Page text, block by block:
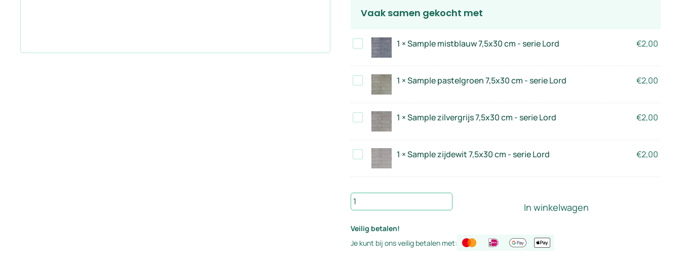
Vaak samen gekocht met
Sample
mistblauw
7,5x30
cm
serie
Lord
1 ×Sample mistblauw 7,5x30 cm - serie Lord €2,00
Sample
pastelgroen
7,5x30
cm
serie
Lord
1 ×Sample pastelgroen 7,5x30 cm - serie Lord €2,00
Sample
zilvergrijs
7,5x30
cm
serie
Lord
1 ×Sample zilvergrijs 7,5x30 cm - serie Lord €2,00
Sample
zijdewit
7,5x30
cm
Lord
1 ×Sample zijdewit 7,5x30 cm - serie Lord €2,00
Sample
warm
roze
7,5x30
cm
In winkelwagen
Veilig betalen!
Je kunt bij ons veilig betalen met: